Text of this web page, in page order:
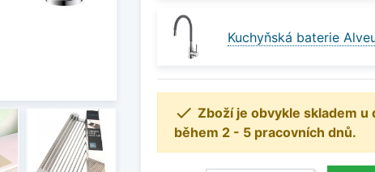
Kuchyňská baterie
 Zboží je obvykle skladem u
během 2 - 5 pracovních dnů.